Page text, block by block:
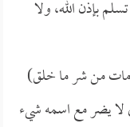
بإذن الله، ولا
من شر ما خلق)
لا يضر مع اسمه شيء